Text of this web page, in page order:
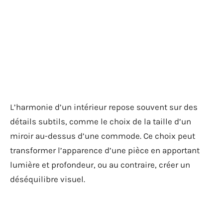
L’harmonie d’un intérieur repose souvent sur des
détails subtils, comme le choix de la taille d’un
miroir au-dessus d’une commode. Ce choix peut
transformer l’apparence d’une pièce en apportant
lumière et profondeur, ou au contraire, créer un
déséquilibre visuel.